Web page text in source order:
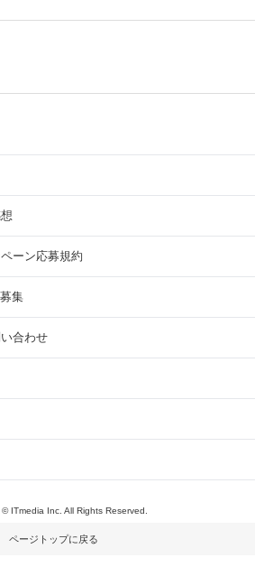
ーン応募規約
集
合わせ
ITmedia Inc. All Rights Reserved.
ページトップに戻る